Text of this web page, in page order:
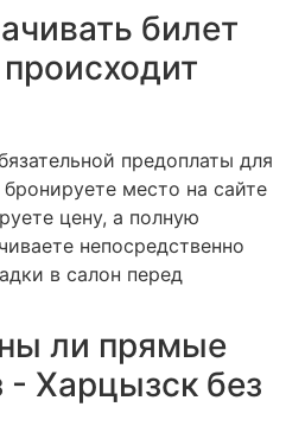
билет
предоплаты для
место на сайте
цену, а полную
непосредственно
в салон перед
ли прямые
Харцызск без